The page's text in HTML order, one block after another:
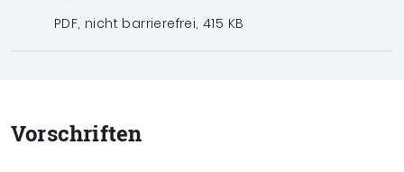
PDF, nicht barrierefrei, 415 KB
Vorschriften